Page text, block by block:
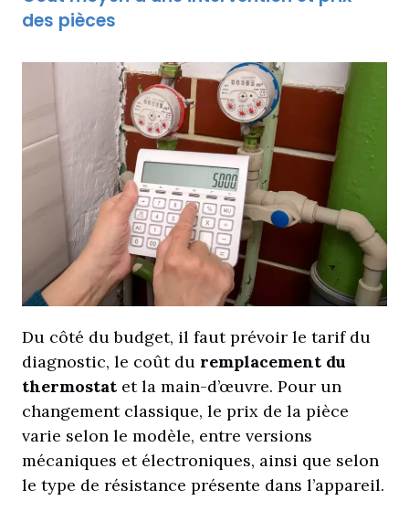
des pièces
Du côté du budget, il faut prévoir le tarif du
diagnostic, le coût du remplacement du
thermostat et la main-d’œuvre. Pour un
changement classique, le prix de la pièce
varie selon le modèle, entre versions
mécaniques et électroniques, ainsi que selon
le type de résistance présente dans l’appareil.